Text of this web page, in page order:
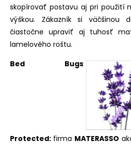
skopírovať postavu aj pri použití
výškou. Zákazník si väčšinou
čiastočne upraviť aj tuhosť
lamelového roštu.
Bed Bugs
Protected: firma MATERASSO